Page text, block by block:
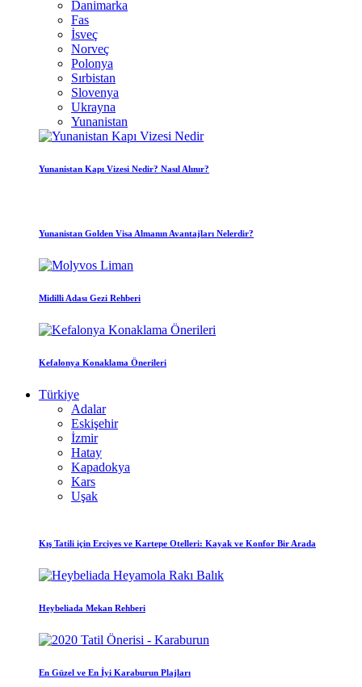
Danimarka
Fas
İsveç
Norveç
Polonya
Sırbistan
Slovenya
Ukrayna
Yunanistan
Yunanistan Kapı Vizesi Nedir? Nasıl Alınır?
Yunanistan Golden Visa Almanın Avantajları Nelerdir?
Midilli Adası Gezi Rehberi
Kefalonya Konaklama Önerileri
Türkiye
Adalar
Eskişehir
İzmir
Hatay
Kapadokya
Kars
Uşak
Kış Tatili için Erciyes ve Kartepe Otelleri: Kayak ve Konfor Bir Arada
Heybeliada Mekan Rehberi
En Güzel ve En İyi Karaburun Plajları